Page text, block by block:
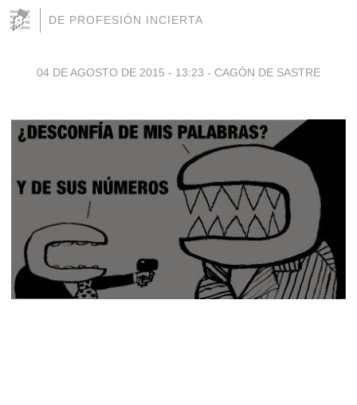
DE PROFESIÓN INCIERTA
04 DE AGOSTO DE 2015 - 13:23 - CAGÓN DE SASTRE